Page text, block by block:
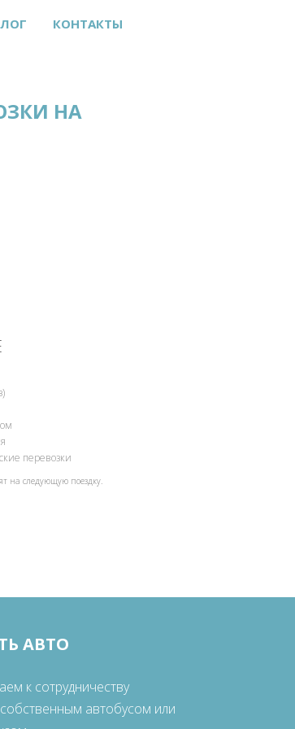
КОНТАКТЫ
НА
перевозки
на следующую поездку.
АВТО
к сотрудничеству
автобусом или